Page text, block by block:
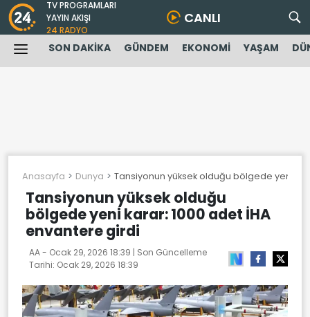
TV PROGRAMLARI
YAYIN AKIŞI
24 RADYO
CANLI
SON DAKİKA GÜNDEM EKONOMİ YAŞAM
Anasayfa Dunya Tansiyonun yüksek olduğu bölgede yeni
Tansiyonun yüksek olduğu
bölgede yeni karar: 1000 adet İHA
envantere girdi
AA - Ocak 29, 2026 18:39 | Son Güncelleme
Tarihi: Ocak 29, 2026 18:39